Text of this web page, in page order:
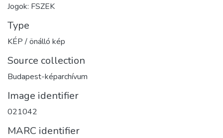
Jogok: FSZEK
Type
KÉP / önálló kép
Source collection
Budapest-képarchívum
Image identifier
021042
MARC identifier